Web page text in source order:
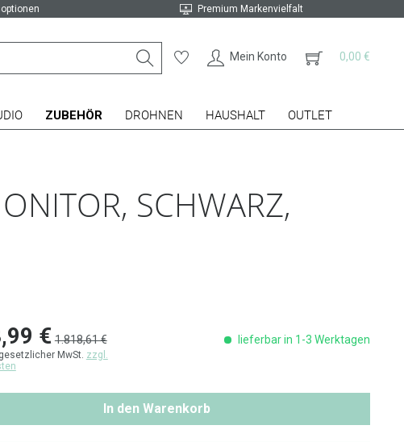
Premium Markenvielfalt
Mein Konto 0,00 €
ZUBEHÖR DROHNEN HAUSHALT OUTLET
SCHWARZ,
€ 1.818,61 €
MwSt. zzgl.
lieferbar in 1-3 Werktagen
In den Warenkorb